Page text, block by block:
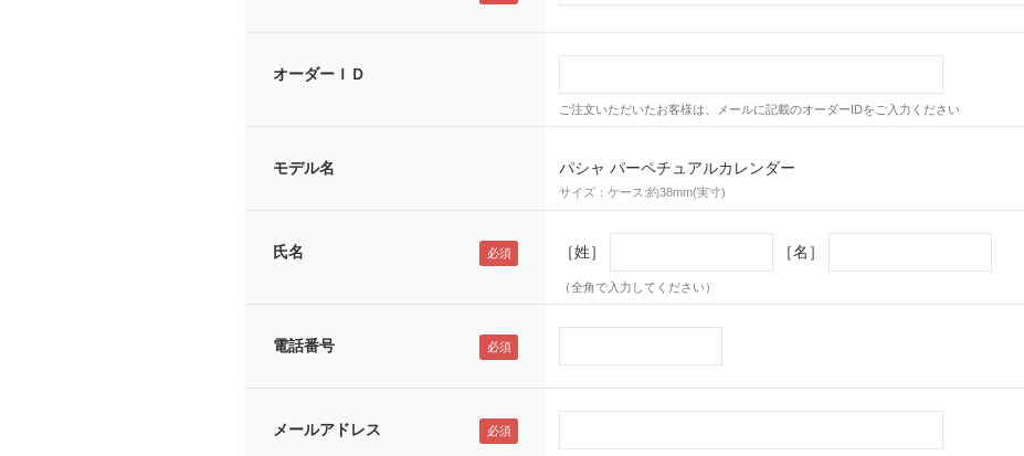
オーダーＩＤ
ご注文いただいたお客様は、メールに記載のオーダーIDをご入力ください
モデル名 パシャ パーペチュアルカレンダー
サイズ：ケース:約38mm(実寸)
氏名 ［姓］ ［名］
（全角で入力してください）
電話番号
メールアドレス